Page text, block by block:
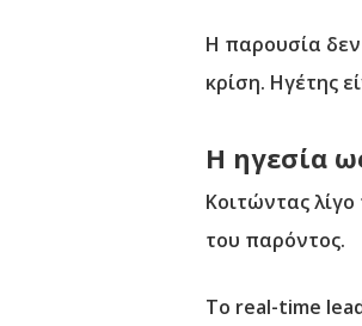
Η παρουσία δεν
κρίση. Ηγέτης
Η ηγεσία
Κοιτώντας
του παρόντος.
Το real-time